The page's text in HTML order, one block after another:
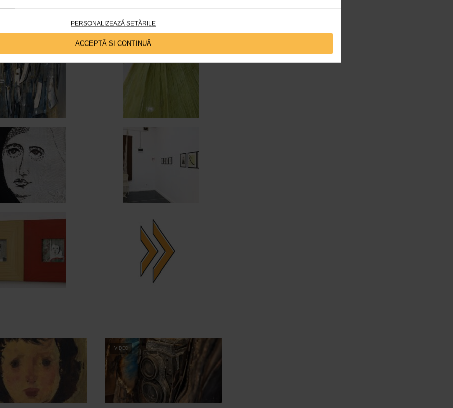
PERSONALIZEAZĂ SETĂRILE
ACCEPTĂ SI CONTINUĂ
pentru Arta. Realizator: Bogdana Contras
VIDEO